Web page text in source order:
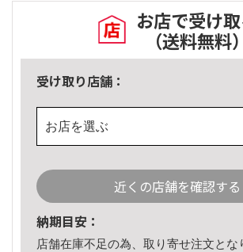
お店で受け
（送料無料）
受け取り店舗：
お店を選ぶ
近くの店舗を確認する
納期目安：
店舗在庫不足の為、取り寄せ注文とな